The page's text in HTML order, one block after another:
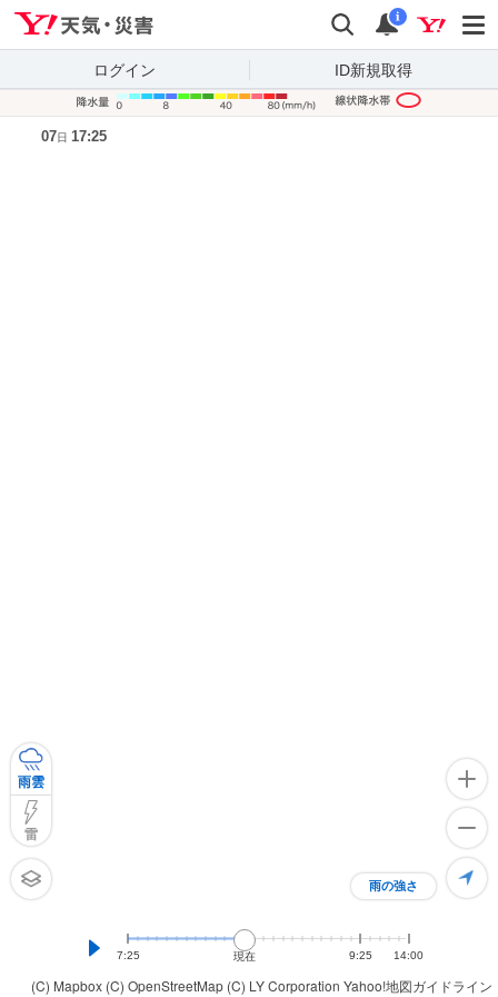
検索 通知
i
ログイン ID新規取得
(C) Mapbox (C) OpenStreetMap (C) LY Corporation Yahoo!地図ガイドライン
雨の強さ
雨雲
雷
7:25 現在 9:25 14:00
07日 17:25